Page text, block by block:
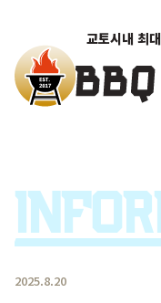
교토시내 최
2025.8.20